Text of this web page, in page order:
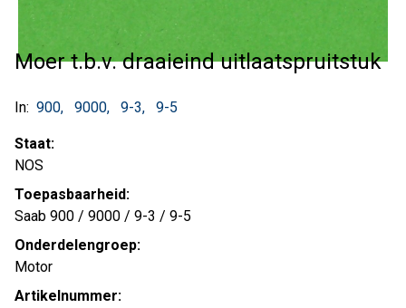
Moer t.b.v. draaieind uitlaatspruitstuk
In: 900 9000 9-3 9-5
Staat:
NOS
Toepasbaarheid:
Saab 900 / 9000 / 9-3 / 9-5
Onderdelengroep:
Motor
Artikelnummer: